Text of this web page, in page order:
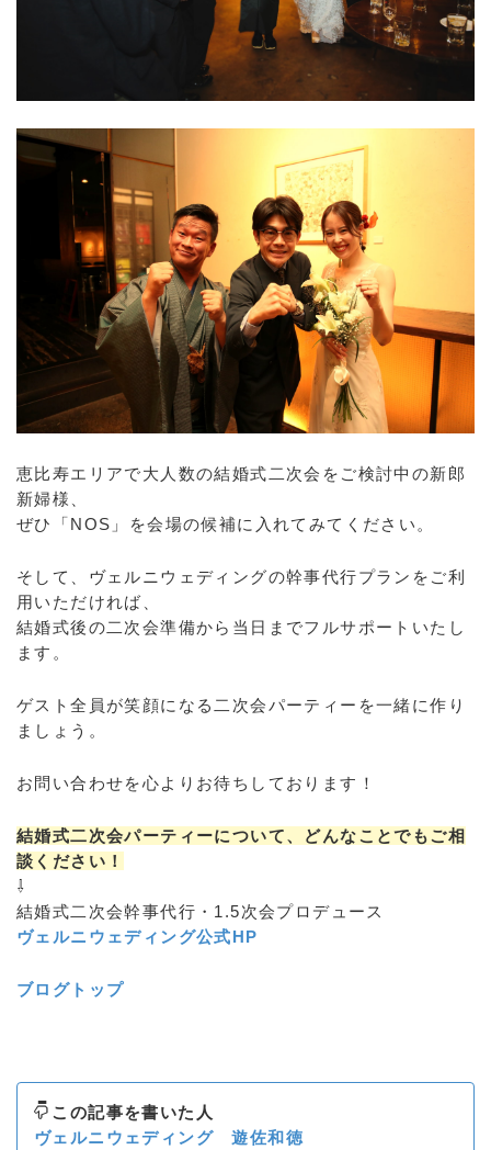
恵比寿エリアで大人数の結婚式二次会をご検討中の新郎
新婦様、
ぜひ「NOS」を会場の候補に入れてみてください。
そして、ヴェルニウェディングの幹事代行プランをご利
用いただければ、
結婚式後の二次会準備から当日までフルサポートいたし
ます。
ゲスト全員が笑顔になる二次会パーティーを一緒に作り
ましょう。
お問い合わせを心よりお待ちしております！
結婚式二次会パーティーについて、どんなことでもご相
談ください！
⇩
結婚式二次会幹事代行・1.5次会プロデュース
ヴェルニウェディング公式HP
ブログトップ
この記事を書いた人
ヴェルニウェディング 遊佐和徳